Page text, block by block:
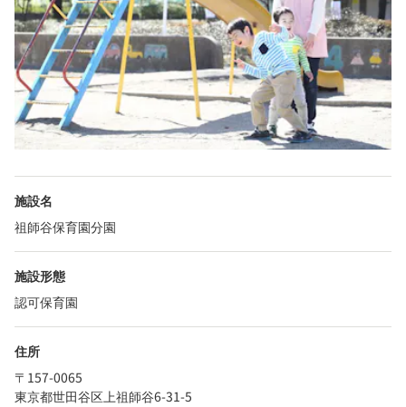
施設名
祖師谷保育園分園
施設形態
認可保育園
住所
〒157-0065
東京都世田谷区上祖師谷6-31-5